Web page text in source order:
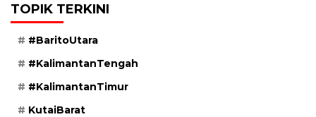
TOPIK TERKINI
#BaritoUtara
#KalimantanTengah
#KalimantanTimur
KutaiBarat